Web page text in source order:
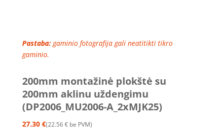
Pastaba:gaminio fotografija gali neatitikti tikro
gaminio.
200mm montažinė plokštė su
200mm aklinu uždengimu
(DP2006_MU2006-A_2xMJK25)
27.30 € 22.56€ be PVM